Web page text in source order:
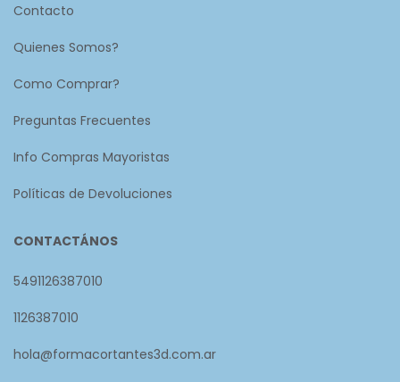
Contacto
Quienes Somos?
Como Comprar?
Preguntas Frecuentes
Info Compras Mayoristas
Políticas de Devoluciones
CONTACTÁNOS
5491126387010
1126387010
hola@formacortantes3d.com.ar